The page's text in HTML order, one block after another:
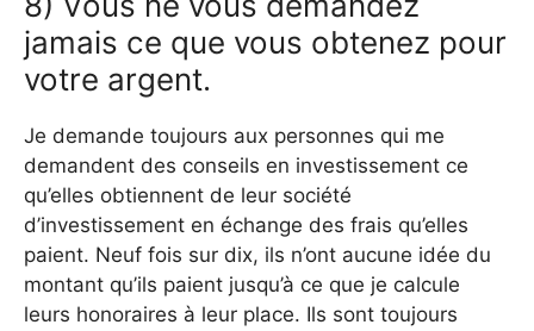
jamais ce que vous obtenez pour
votre argent.
Je demande toujours aux personnes qui me
demandent des conseils en investissement ce
qu’elles obtiennent de leur société
d’investissement en échange des frais qu’elles
paient. Neuf fois sur dix, ils n’ont aucune idée du
montant qu’ils paient jusqu’à ce que je calcule
leurs honoraires à leur place. Ils sont toujours